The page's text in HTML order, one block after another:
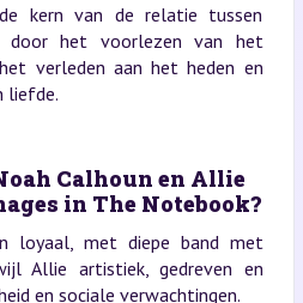
kern van de relatie tussen
door het voorlezen van het
verleden aan het heden en
liefde.
Calhoun en Allie
in The Notebook?
loyaal, met diepe band met
Allie artistiek, gedreven en
en sociale verwachtingen.